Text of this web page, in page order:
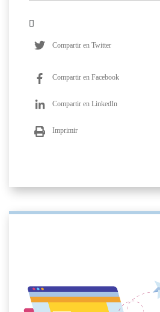
Compartir en Twitter
Compartir en Facebook
Compartir en LinkedIn
Imprimir